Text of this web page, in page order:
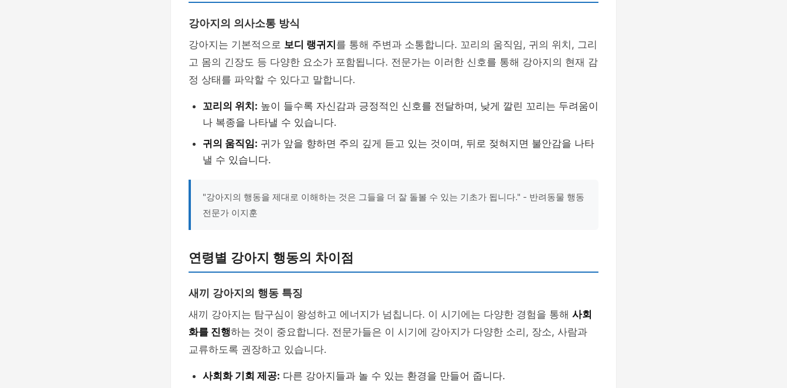
강아지의 의사소통 방식
강아지는 기본적으로 보디 랭귀지 를 통해 주변과 소통합니다. 꼬리의 움직임, 귀의 위치, 그리
고 몸의 긴장도 등 다양한 요소가 포함됩니다. 전문가는 이러한 신호를 통해 강아지의 현재 감
정 상태를 파악할 수 있다고 말합니다.
꼬리의 위치: 높이 들수록 자신감과 긍정적인 신호를 전달하며, 낮게 깔린 꼬리는 두려움이
나 복종을 나타낼 수 있습니다.
귀의 움직임: 귀가 앞을 향하면 주의 깊게 듣고 있는 것이며, 뒤로 젖혀지면 불안감을 나타
낼 수 있습니다.
"강아지의 행동을 제대로 이해하는 것은 그들을 더 잘 돌볼 수 있는 기초가 됩니다." - 반려동물 행동
전문가 이지훈
연령별 강아지 행동의 차이점
새끼 강아지의 행동 특징
새끼 강아지는 탐구심이 왕성하고 에너지가 넘칩니다. 이 시기에는 다양한 경험을 통해 사회
화를 진행하는 것이 중요합니다. 전문가들은 이 시기에 강아지가 다양한 소리, 장소, 사람과
교류하도록 권장하고 있습니다.
사회화 기회 제공: 다른 강아지들과 놀 수 있는 환경을 만들어 줍니다.